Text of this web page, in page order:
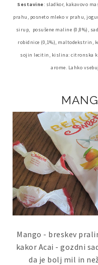
Sestavine: sladkor, kakavovo
prahu, posneto mleko v prahu,
sirup, posušene maline (0,8%),
robidnice (0,1%), maltodekstrin,
sojin lecitin, kislina: citronska
arome. Lahko
Mango - breskev
kakor Acai - gozdni
da je bolj mil in